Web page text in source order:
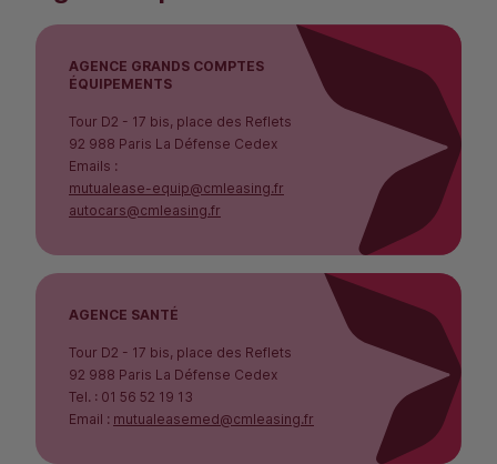
AGENCE GRANDS COMPTES
ÉQUIPEMENTS
Tour D2 - 17 bis, place des Reflets
92 988 Paris La Défense Cedex
Emails :
mutualease-equip@cmleasing.fr
autocars@cmleasing.fr
AGENCE SANTÉ
Tour D2 - 17 bis, place des Reflets
92 988 Paris La Défense Cedex
Tel. : 01 56 52 19 13
Email : mutualeasemed@cmleasing.fr